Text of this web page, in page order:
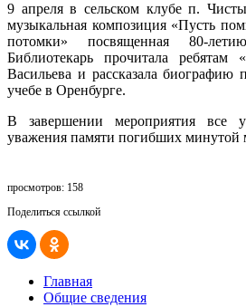
9 апреля в сельском клубе п.
музыкальная композиция «Пусть
потомки» посвященная 80-
Библиотекарь прочитала
Васильева и рассказала биографию
учебе в Оренбурге.
В завершении мероприятия все
уважения памяти погибших минутой
просмотров: 158
Поделиться ссылкой
Главная
Общие сведения